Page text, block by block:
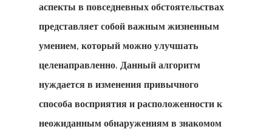
аспекты в повседневных обстоятельствах
представляет собой важным жизненным
умением, который можно улучшать
целенаправленно. Данный алгоритм
нуждается в изменения привычного
способа восприятия и расположенности к
неожиданным обнаружениям в знакомом